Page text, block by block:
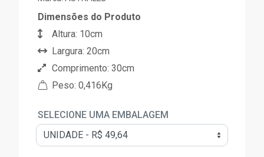
Dimensões do Produto
Altura: 10cm
Largura: 20cm
Comprimento: 30cm
Peso: 0,416Kg
SELECIONE UMA EMBALAGEM